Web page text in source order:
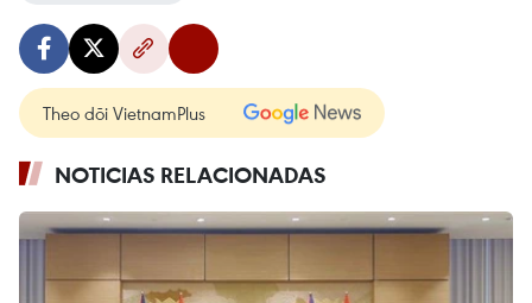
Theo dõi VietnamPlus
NOTICIAS RELACIONADAS